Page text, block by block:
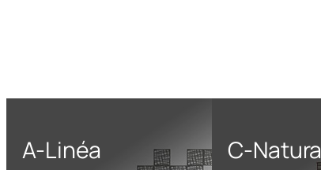
A-Linéa C-Natura